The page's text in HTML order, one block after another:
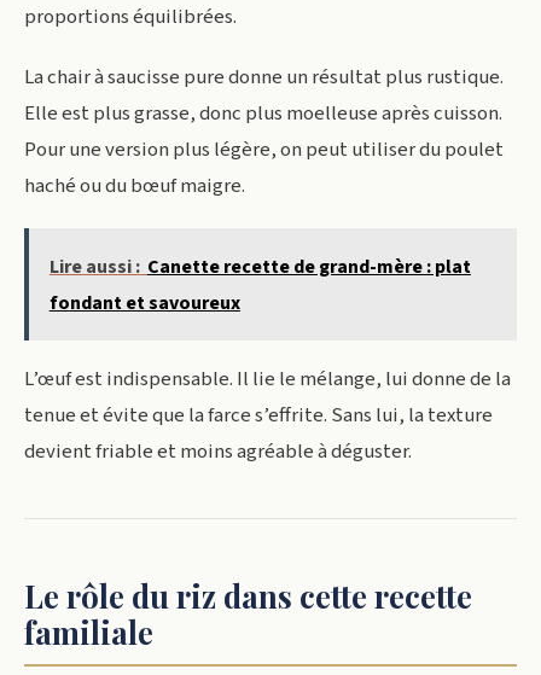
proportions équilibrées.
La chair à saucisse pure donne un résultat plus rustique.
Elle est plus grasse, donc plus moelleuse après cuisson.
Pour une version plus légère, on peut utiliser du poulet
haché ou du bœuf maigre.
Lire aussi : Canette recette de grand-mère : plat
fondant et savoureux
L’œuf est indispensable. Il lie le mélange, lui donne de la
tenue et évite que la farce s’effrite. Sans lui, la texture
devient friable et moins agréable à déguster.
Le rôle du riz dans cette recette
familiale